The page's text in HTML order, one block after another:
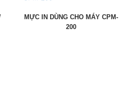
MỰC IN DÙNG CHO MÁY CPM-
200